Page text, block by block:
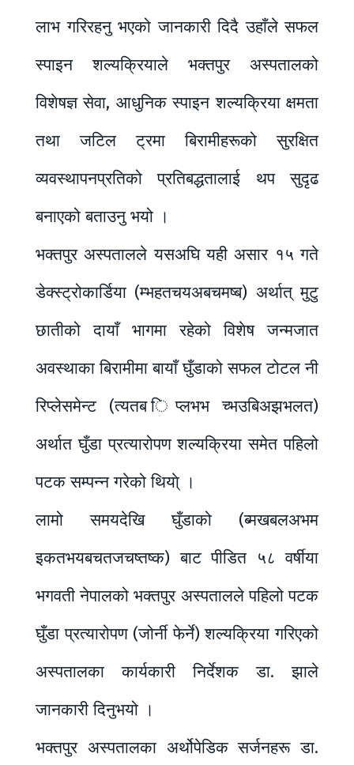
लाभ गरिरहनु भएको जानकारी दिदै उहाँले सफल
स्पाइन शल्यक्रियाले भक्तपुर अस्पतालको
विशेषज्ञ सेवा, आधुनिक स्पाइन शल्यक्रिया क्षमता
तथा जटिल ट्रमा बिरामीहरूको सुरक्षित
व्यवस्थापनप्रतिको प्रतिबद्धतालाई थप सुदृढ
बनाएको बताउनु भयो ।
भक्तपुर अस्पतालले यसअघि यही असार १५ गते
डेक्स्ट्रोकार्डिया (म्भहतचयअबचमष्ब) अर्थात् मुटु
छातीको दायाँ भागमा रहेको विशेष जन्मजात
अवस्थाका बिरामीमा बायाँ घुँडाको सफल टोटल नी
रिप्लेसमेन्ट (त्यतब िप्लभभ च्भउबिअझभलत)
अर्थात घुँडा प्रत्यारोपण शल्यक्रिया समेत पहिलो
पटक सम्पन्न गरेको थिया्े ।
लामो समयदेखि घुँडाको (ब्मखबलअभम
इकतभयबचतजचष्तष्क) बाट पीडित ५८ वर्षीया
भगवती नेपालको भक्तपुर अस्पतालले पहिलो पटक
घुँडा प्रत्यारोपण (जोर्नी फेर्ने) शल्यक्रिया गरिएको
अस्पतालका कार्यकारी निर्देशक डा. झाले
जानकारी दिनुभयो ।
भक्तपुर अस्पतालका अर्थोपेडिक सर्जनहरू डा.